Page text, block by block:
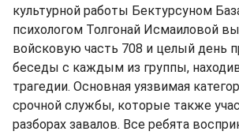
культурной работы Бектурсуном
психологом Толгонай Исмаиловой
войсковую часть 708 и целый день
беседы с каждым из группы,
трагедии. Основная уязвимая
срочной службы, которые также
разборах завалов. Все ребята